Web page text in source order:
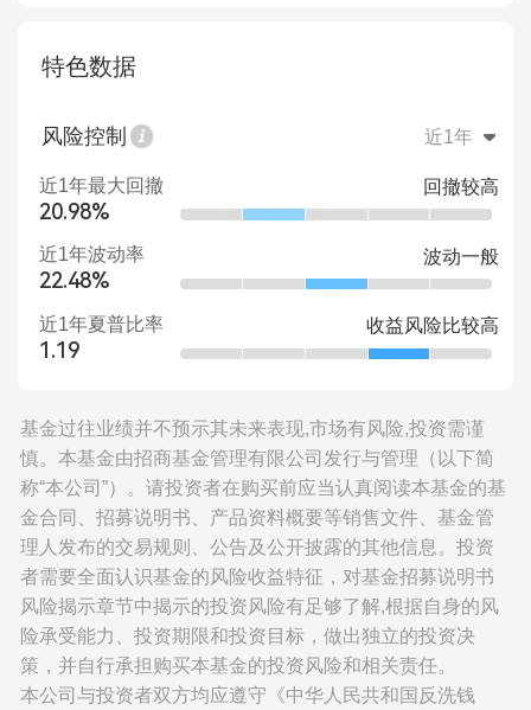
特色数据
风险控制 近1年
近1年最大回撤
20.98%
回撤较高
近1年波动率
22.48%
波动一般
近1年夏普比率
1.19
收益风险比较高
基金过往业绩并不预示其未来表现,市场有风险,投资需谨
慎。本基金由招商基金管理有限公司发行与管理（以下简
称“本公司”）。请投资者在购买前应当认真阅读本基金的基
金合同、招募说明书、产品资料概要等销售文件、基金管
理人发布的交易规则、公告及公开披露的其他信息。投资
者需要全面认识基金的风险收益特征，对基金招募说明书
风险揭示章节中揭示的投资风险有足够了解,根据自身的风
险承受能力、投资期限和投资目标，做出独立的投资决
策，并自行承担购买本基金的投资风险和相关责任。
本公司与投资者双方均应遵守《中华人民共和国反洗钱